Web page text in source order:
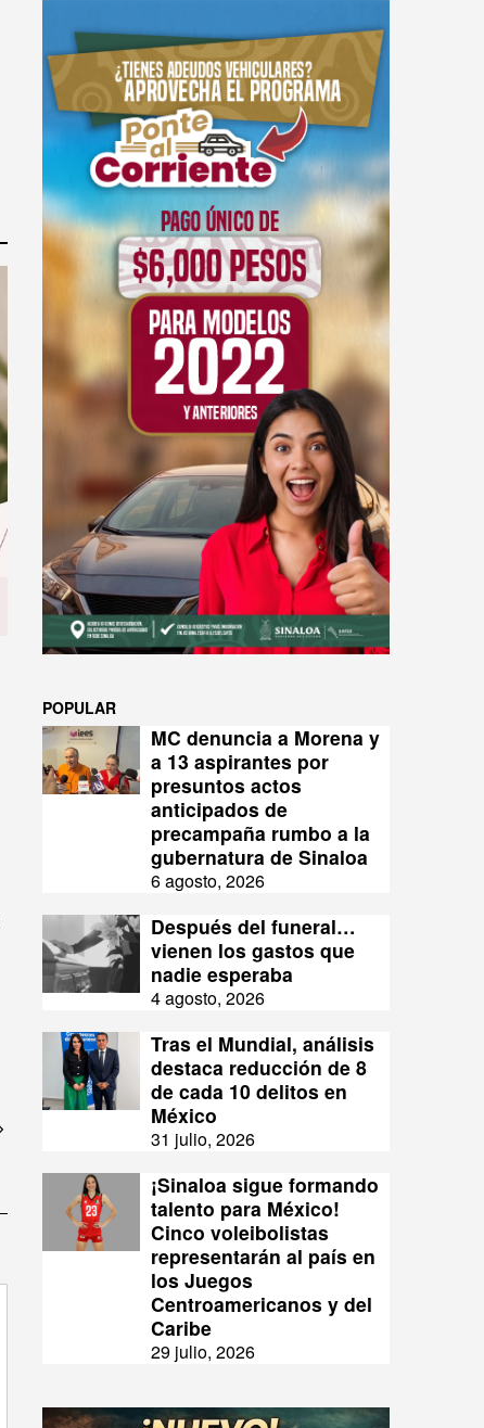
POPULAR
MC denuncia a Morena y
a 13 aspirantes por
presuntos actos
anticipados de
precampaña rumbo a la
gubernatura de Sinaloa
6 agosto, 2026
Después del funeral…
vienen los gastos que
nadie esperaba
4 agosto, 2026
Tras el Mundial, análisis
destaca reducción de 8
de cada 10 delitos en
México
31 julio, 2026
¡Sinaloa sigue formando
talento para México!
Cinco voleibolistas
representarán al país en
los Juegos
Centroamericanos y del
Caribe
29 julio, 2026